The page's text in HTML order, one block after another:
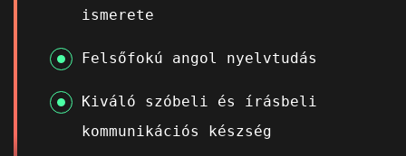
ismerete
Felsőfokú angol nyelvtudás
Kiváló szóbeli és írásbeli
kommunikációs készség